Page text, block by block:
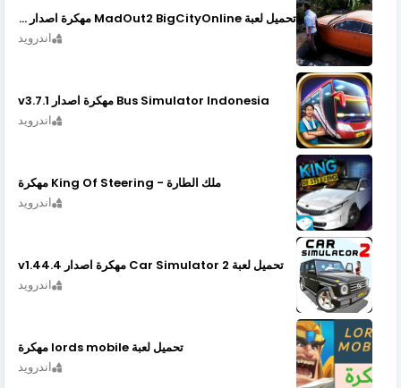
تحميل لعبة MadOut2 BigCityOnline مهكرة اصدار v10.48
اندرويد
Bus Simulator Indonesia مهكرة اصدار v3.7.1
اندرويد
ملك الطارة - King Of Steering مهكرة
اندرويد
تحميل لعبة Car Simulator 2 مهكرة اصدار v1.44.4
اندرويد
تحميل لعبة lords mobile مهكرة
اندرويد